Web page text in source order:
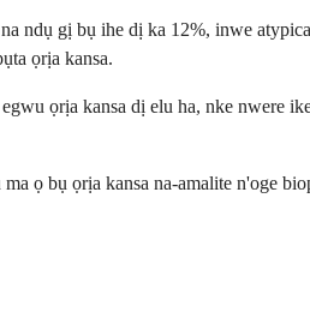
ndụ gị bụ ihe dị ka 12%, inwe
ọrịa kansa.
ọrịa kansa dị elu ha, nke nwere
ọ bụ ọrịa kansa na-amalite n'oge